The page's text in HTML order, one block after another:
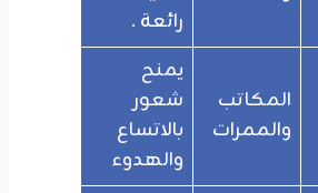
رائعة .
المكاتب
والممرات
يمنح
شعور
بالاتساع
والهدوء